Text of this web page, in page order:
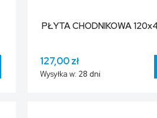
PŁYTA CHODNIKOWA
127,00 zł
Wysyłka w: 28 dni